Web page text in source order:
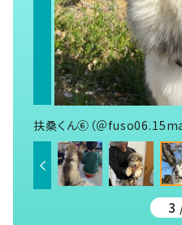
扶桑くん⑥（＠
3